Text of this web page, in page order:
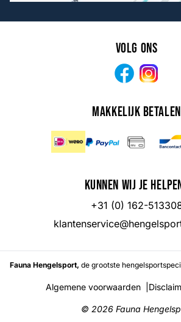
Volg ons
Facebook
Makkelijk betalen
Kunnen wij je
+31 (0) 162-
Fauna Hengelsport, de grootste
Algemene voorwaarden
© 2026 Fauna